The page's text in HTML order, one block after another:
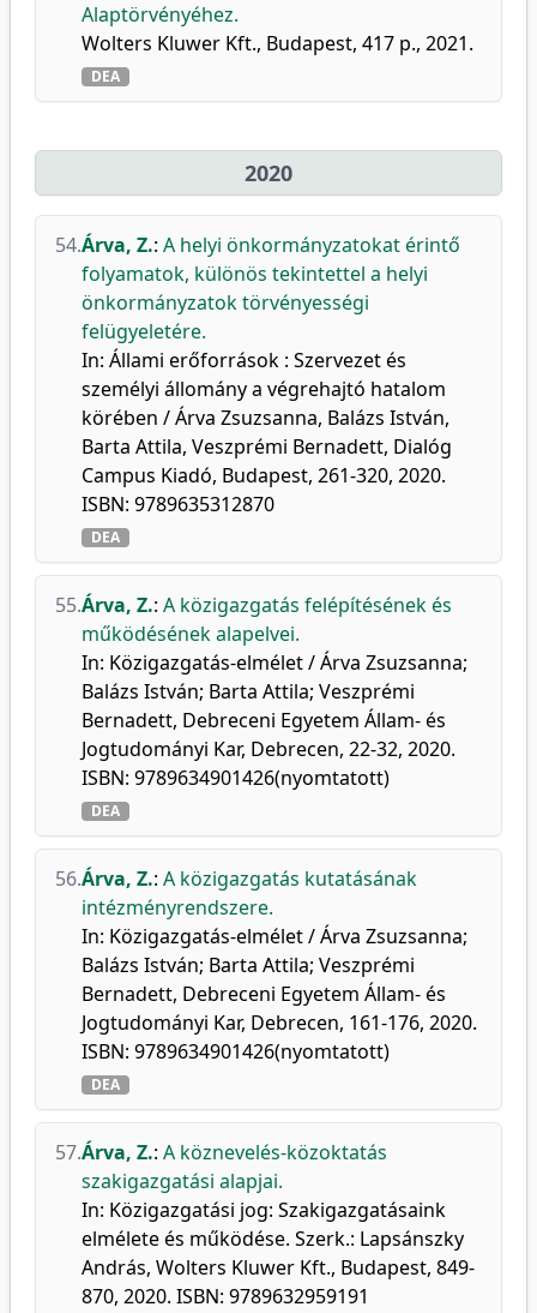
Alaptörvényéhez.
Wolters Kluwer Kft., Budapest, 417 p., 2021.
DEA
2020
54.Árva, Z.: A helyi önkormányzatokat érintő
folyamatok, különös tekintettel a helyi
önkormányzatok törvényességi
felügyeletére.
In: Állami erőforrások : Szervezet és
személyi állomány a végrehajtó hatalom
körében / Árva Zsuzsanna, Balázs István,
Barta Attila, Veszprémi Bernadett, Dialóg
Campus Kiadó, Budapest, 261-320, 2020.
ISBN: 9789635312870
DEA
55.Árva, Z.: A közigazgatás felépítésének és
működésének alapelvei.
In: Közigazgatás-elmélet / Árva Zsuzsanna;
Balázs István; Barta Attila; Veszprémi
Bernadett, Debreceni Egyetem Állam- és
Jogtudományi Kar, Debrecen, 22-32, 2020.
ISBN: 9789634901426(nyomtatott)
DEA
56.Árva, Z.: A közigazgatás kutatásának
intézményrendszere.
In: Közigazgatás-elmélet / Árva Zsuzsanna;
Balázs István; Barta Attila; Veszprémi
Bernadett, Debreceni Egyetem Állam- és
Jogtudományi Kar, Debrecen, 161-176, 2020.
ISBN: 9789634901426(nyomtatott)
DEA
57.Árva, Z.: A köznevelés-közoktatás
szakigazgatási alapjai.
In: Közigazgatási jog: Szakigazgatásaink
elmélete és működése. Szerk.: Lapsánszky
András, Wolters Kluwer Kft., Budapest, 849-
870, 2020. ISBN: 9789632959191